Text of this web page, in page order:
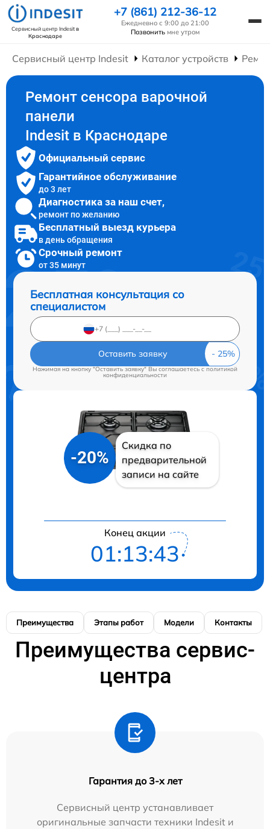
Сервисный центр Indesitв
Краснодаре
+7 (861) 212-36-12
Ежедневно с 9:00 до 21:00
Позвонить мне утром
Сервисный центр Indesit Каталог устройств
Ремонт сенсора варочной
панели
Indesit в Краснодаре
Официальный сервис
Гарантийное обслуживание
до 3 лет
Диагностика за наш счет,
ремонт по желанию
Бесплатный выезд курьера
в день обращения
Срочный ремонт
от 35 минут
Бесплатная консультация со
специалистом
Оставить заявку
Нажимая на кнопку "Оставить заявку" Вы соглашаетесь cполитикой
конфиденциальности
-20%
Скидка по
предварительной
записи на сайте
Конец акции
01:13:42
Преимущества Этапы работ Модели Контакты
Преимущества сервис-
центра
Гарантия до 3-х лет
Сервисный центр устанавливает
оригинальные запчасти техники Indesit и